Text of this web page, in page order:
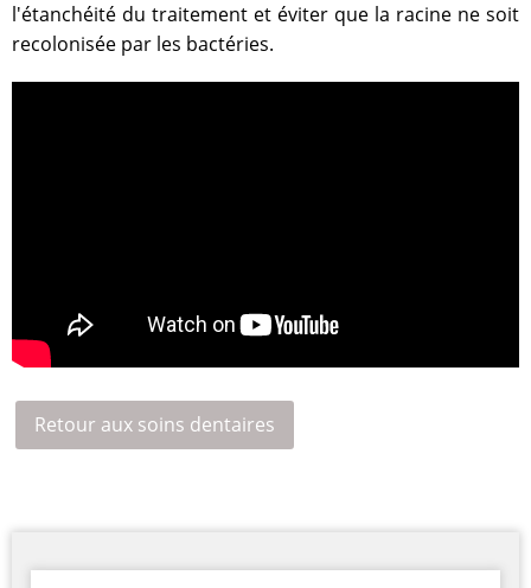
l'étanchéité du traitement et éviter que la racine ne soit
recolonisée par les bactéries.
Retour aux soins dentaires